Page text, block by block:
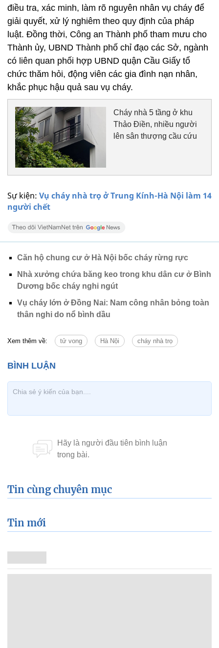
Sự kiện: Vụ cháy nhà trọ ở Trung Kính-Hà Nội làm 14
người chết
điều tra, xác minh, làm rõ nguyên nhân vụ cháy để
giải quyết, xử lý nghiêm theo quy định của pháp
luật. Đồng thời, Công an Thành phố tham mưu cho
Thành ủy, UBND Thành phố chỉ đạo các Sở, ngành
có liên quan phối hợp UBND quận Cầu Giấy tổ
chức thăm hỏi, động viên các gia đình nạn nhân,
khắc phục hậu quả sau vụ cháy.
Cháy nhà 5 tầng ở khu
Thảo Điền, nhiều người
lên sân thượng cầu cứu
Căn hộ chung cư ở Hà Nội bốc cháy rừng rực
Nhà xưởng chứa băng keo trong khu dân cư ở Bình
Dương bốc cháy nghi ngút
Vụ cháy lớn ở Đồng Nai: Nam công nhân bỏng toàn
thân nghi do nổ bình dầu
Xem thêm về: tử vong Hà Nội cháy nhà trọ
Tin cùng chuyên mục
Tin mới